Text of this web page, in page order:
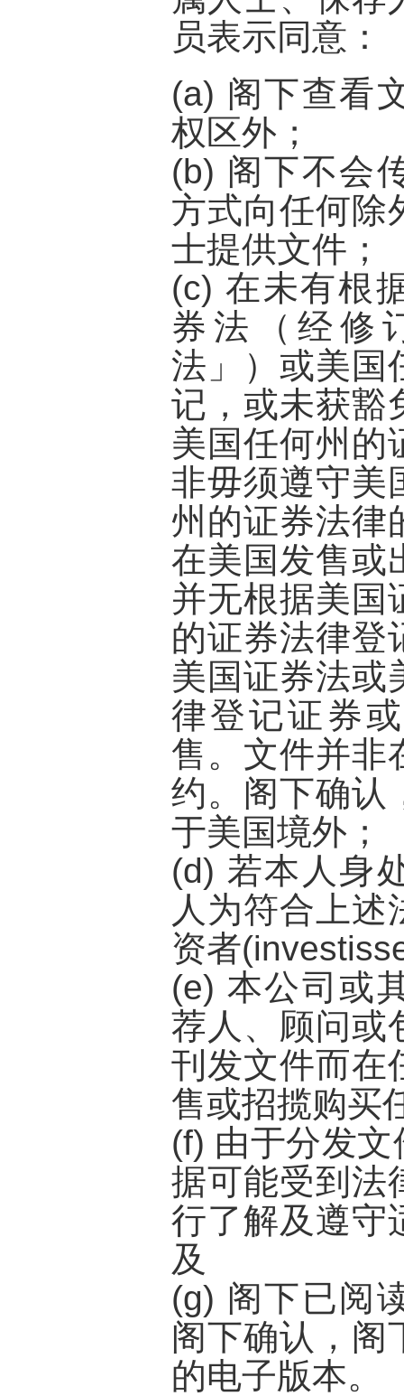
员表示同意：
(a) 阁下查看
权区外；
(b) 阁下不会
方式向任何除
士提供文件；
(c) 在未有根
券法（经修
法 」）或美
记，或未获豁
美国任何州的
非毋须遵守美
州的证券法律
在美国发售或
并无根据美国
的证券法律登
美国证券法或
律登记证券
售。文件并非
约。阁下确认
于美国境外；
(d) 若本人身
人为符合上述
资者
(e) 本公司或
荐人、顾问或
刊发文件而在
售或招揽购买
(f) 由于分发
据可能受到法
行了解及遵守
及
(g) 阁下已阅
阁下确认，阁
的电子版本。